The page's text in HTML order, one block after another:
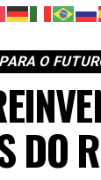
O
DO